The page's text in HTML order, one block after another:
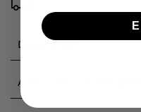
Descripción
Acerca de nuestras